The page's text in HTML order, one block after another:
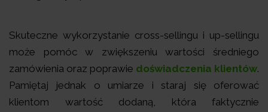
Skuteczne wykorzystanie cross-sellingu i up-sellingu
może pomóc w zwiększeniu wartości średniego
zamówienia oraz poprawie doświadczenia klientów.
Pamiętaj jednak o umiarze i staraj się oferować
klientom wartość dodaną, która faktycznie